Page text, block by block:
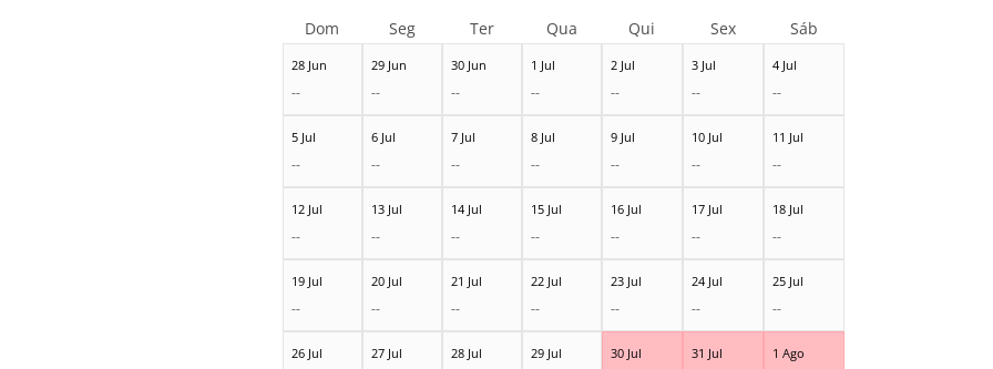
28 Jun
--
29 Jun
--
30 Jun
--
1 Jul
--
2 Jul
--
3 Jul
--
4 Jul
--
5 Jul
--
6 Jul
--
7 Jul
--
8 Jul
--
9 Jul
--
10 Jul
--
11 Jul
--
12 Jul
--
13 Jul
--
14 Jul
--
15 Jul
--
16 Jul
--
17 Jul
--
18 Jul
--
19 Jul
--
20 Jul
--
21 Jul
--
22 Jul
--
23 Jul
--
24 Jul
--
25 Jul
--
26 Jul 27 Jul 28 Jul 29 Jul 30 Jul 31 Jul 1 Ago
Dom Seg Ter Qua Qui Sex Sáb